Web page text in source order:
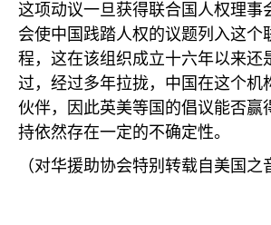
这项动议一旦获得联合国人权理事
会使中国践踏人权的议题列入这个
程，这在该组织成立十六年以来还
过，经过多年拉拢，中国在这个机
伙伴，因此英美等国的倡议能否赢
持依然存在一定的不确定性。
（对华援助协会特别转载自美国之